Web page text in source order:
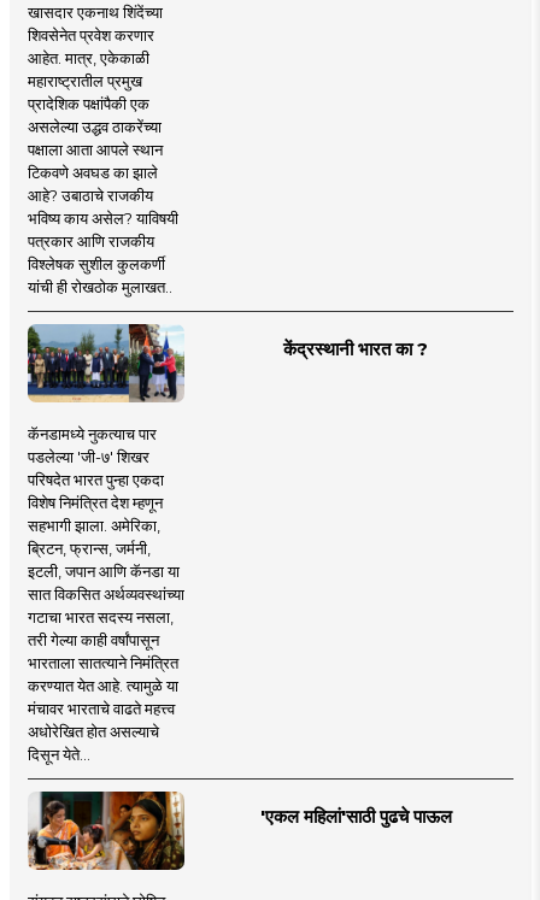
खासदार एकनाथ शिंदेंच्या
शिवसेनेत प्रवेश करणार
आहेत. मात्र, एकेकाळी
महाराष्ट्रातील प्रमुख
प्रादेशिक पक्षांपैकी एक
असलेल्या उद्धव ठाकरेंच्या
पक्षाला आता आपले स्थान
टिकवणे अवघड का झाले
आहे? उबाठाचे राजकीय
भविष्य काय असेल? याविषयी
पत्रकार आणि राजकीय
विश्लेषक सुशील कुलकर्णी
यांची ही रोखठोक मुलाखत..
केंद्रस्थानी भारत का ?
कॅनडामध्ये नुकत्याच पार
पडलेल्या 'जी-७' शिखर
परिषदेत भारत पुन्हा एकदा
विशेष निमंत्रित देश म्हणून
सहभागी झाला. अमेरिका,
ब्रिटन, फ्रान्स, जर्मनी,
इटली, जपान आणि कॅनडा या
सात विकसित अर्थव्यवस्थांच्या
गटाचा भारत सदस्य नसला,
तरी गेल्या काही वर्षांपासून
भारताला सातत्याने निमंत्रित
करण्यात येत आहे. त्यामुळे या
मंचावर भारताचे वाढते महत्त्व
अधोरेखित होत असल्याचे
दिसून येते...
'एकल महिलां'साठी पुढचे पाऊल